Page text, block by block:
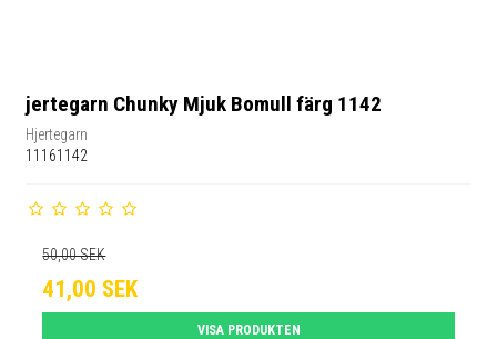
jertegarn Chunky Mjuk Bomull färg 1142
Hjertegarn
11161142
50,00 SEK
41,00 SEK
VISA PRODUKTEN